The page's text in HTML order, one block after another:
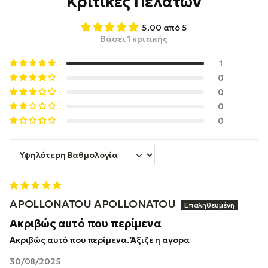
5.00 από 5
Βάσει 1 κριτικής
1
0
0
0
0
Sort by
30/08/2025
APOLLONATOU APOLLONATOU
Ακριβώς αυτό που περίμενα
Ακριβώς αυτό που περίμενα. Άξιζε η αγορα